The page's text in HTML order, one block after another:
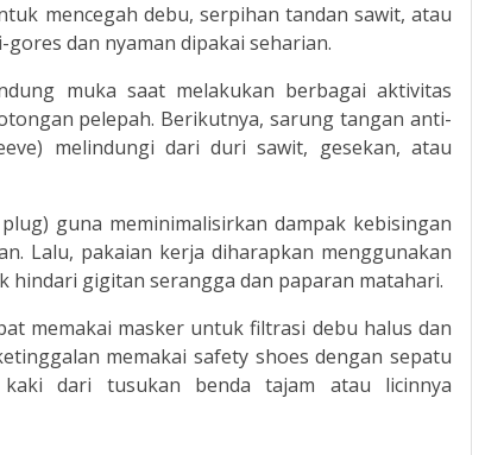
mencegah debu, serpihan tandan sawit, atau
dan nyaman dipakai seharian.
muka saat melakukan berbagai aktivitas
pelepah. Berikutnya, sarung tangan anti-
melindungi dari duri sawit, gesekan, atau
guna meminimalisirkan dampak kebisingan
Lalu, pakaian kerja diharapkan menggunakan
gigitan serangga dan paparan matahari.
memakai masker untuk filtrasi debu halus dan
memakai safety shoes dengan sepatu
dari tusukan benda tajam atau licinnya